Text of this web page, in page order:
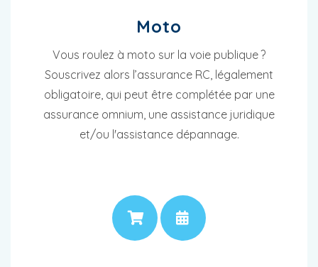
Moto
Vous roulez à moto sur la voie publique ?
Souscrivez alors l’assurance RC, légalement
obligatoire, qui peut être complétée par une
assurance omnium, une assistance juridique
et/ou l'assistance dépannage.
PRIX